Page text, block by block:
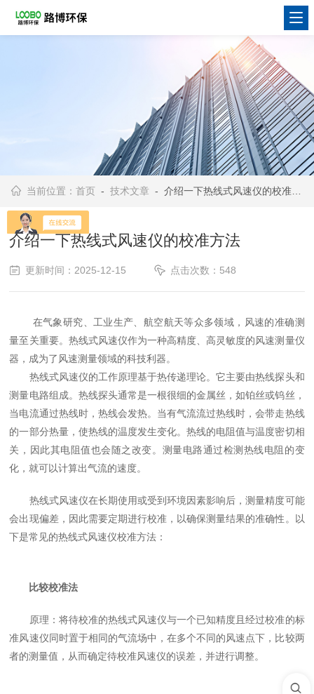
当前位置：首页 -技术文章 - 介绍一下热线式风速仪的校准方法
介绍一下热线式风速仪的校准方法
更新时间：2025-12-15 点击次数：548
在气象研究、工业生产、航空航天等众多领域，风速的准确测
量至关重要。热线式风速仪作为一种高精度、高灵敏度的风速测量仪
器，成为了风速测量领域的科技利器。
热线式风速仪的工作原理基于热传递理论。它主要由热线探头和
测量电路组成。热线探头通常是一根很细的金属丝，如铂丝或钨丝，
当电流通过热线时，热线会发热。当有气流流过热线时，会带走热线
的一部分热量，使热线的温度发生变化。热线的电阻值与温度密切相
关，因此其电阻值也会随之改变。测量电路通过检测热线电阻的变
化，就可以计算出气流的速度。
热线式风速仪在长期使用或受到环境因素影响后，测量精度可能
会出现偏差，因此需要定期进行校准，以确保测量结果的准确性。以
下是常见的热线式风速仪校准方法：
比较校准法
原理：将待校准的热线式风速仪与一个已知精度且经过校准的标
准风速仪同时置于相同的气流场中，在多个不同的风速点下，比较两
者的测量值，从而确定待校准风速仪的误差，并进行调整。